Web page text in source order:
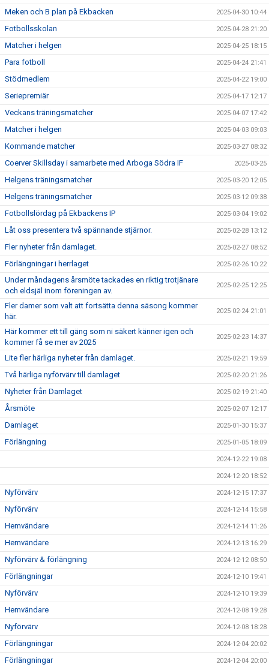
Meken och B plan på Ekbacken 2025-04-30 10:44
Fotbollsskolan 2025-04-28 21:20
Matcher i helgen 2025-04-25 18:15
Para fotboll 2025-04-24 21:41
Stödmedlem 2025-04-22 19:00
Seriepremiär 2025-04-17 12:17
Veckans träningsmatcher 2025-04-07 17:42
Matcher i helgen 2025-04-03 09:03
Kommande matcher 2025-03-27 08:32
Coerver Skillsday i samarbete med Arboga Södra IF 2025-03-25
Helgens träningsmatcher 2025-03-20 12:05
Helgens träningsmatcher 2025-03-12 09:38
Fotbollslördag på Ekbackens IP 2025-03-04 19:02
Låt oss presentera två spännande stjärnor. 2025-02-28 13:12
Fler nyheter från damlaget. 2025-02-27 08:52
Förlängningar i herrlaget 2025-02-26 10:22
Under måndagens årsmöte tackades en riktig trotjänare
och eldsjäl inom föreningen av.
2025-02-25 12:25
Fler damer som valt att fortsätta denna säsong kommer
här.
2025-02-24 21:01
Här kommer ett till gäng som ni säkert känner igen och
kommer få se mer av 2025
2025-02-23 14:37
Lite fler härliga nyheter från damlaget. 2025-02-21 19:59
Två härliga nyförvärv till damlaget 2025-02-20 21:26
Nyheter från Damlaget 2025-02-19 21:40
Årsmöte 2025-02-07 12:17
Damlaget 2025-01-30 15:37
Förlängning 2025-01-05 18:09
2024-12-22 19:08
2024-12-20 18:52
Nyförvärv 2024-12-15 17:37
Nyförvärv 2024-12-14 15:58
Hemvändare 2024-12-14 11:26
Hemvändare 2024-12-13 16:29
Nyförvärv & förlängning 2024-12-12 08:50
Förlängningar 2024-12-10 19:41
Nyförvärv 2024-12-10 19:39
Hemvändare 2024-12-08 19:28
Nyförvärv 2024-12-08 18:28
Förlängningar 2024-12-04 20:02
Förlängningar 2024-12-04 20:00